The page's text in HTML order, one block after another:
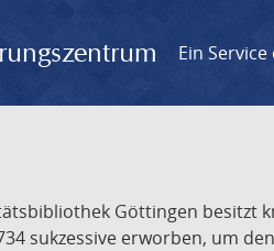
Ein
Göttingen
sukzessive erworben, um